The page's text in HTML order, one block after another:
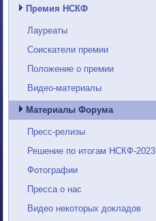
Премия НСКФ
Лауреаты
Соискатели премии
Положение о премии
Видео-материалы
Материалы Форума
Пресс-релизы
Решение по итогам НСКФ-2023
Фотографии
Пресса о нас
Видео некоторых докладов